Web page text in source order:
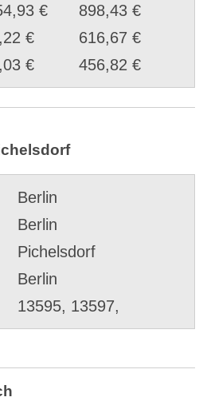
€
898,43 €
€
616,67 €
€ 456,82 €
Berlin
Berlin
Pichelsdorf
Berlin
13595, 13597,